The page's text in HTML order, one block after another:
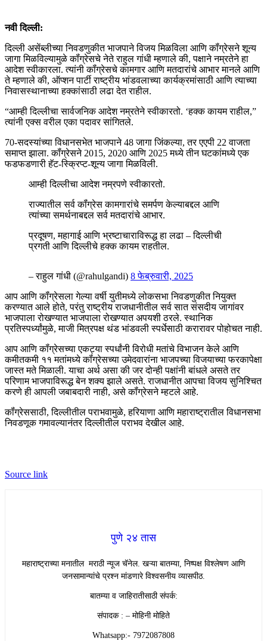
नवी दिल्ली:
दिल्ली असेंब्लीच्या निवडणुकीत भाजपाने विजय मिळविला आणि कॉंग्रेसने शून्य
जागा मिळविल्यामुळे कॉंग्रेसचे नेते राहुल गांधी म्हणाले की, पक्षाने नम्रतेने हा
आदेश स्वीकारला. त्यांनी कॉंग्रेसचे कामगार आणि मतदारांचे आभार मानले आणि
ते म्हणाले की, ऑप्शन पार्टी राष्ट्रीय भांडवलाच्या कार्यक्रमांसाठी आणि त्याच्या
निवासस्थानाच्या हक्कांसाठी लढा देत राहील.
“आम्ही दिल्लीचा सार्वजनिक आदेश नम्रतेने स्वीकारतो. ‘हक्क कायम राहील,”
त्यांनी एक्स वरील एका पदावर सांगितले.
70-सदस्यांच्या विधानसभेत भाजपाने 48 जागा जिंकल्या, तर एएपी 22 वाजता
समाप्त झाला. कॉंग्रेसने 2015, 2020 आणि 2025 मध्ये तीन घटकांमध्ये एक
फडफडणारी हॅट-स्क्रिप्ट-शून्य जागा मिळविली.
आम्ही दिल्लीचा आदेश नम्रपणे स्वीकारतो.
राज्यातील सर्व कॉंग्रेस कामगारांचे समर्पण केल्याबद्दल आणि
त्यांच्या समर्थनाबद्दल सर्व मतदारांचे आभार.
प्रदूषण, महागाई आणि भ्रष्टाचाराविरूद्ध हा लढा – दिल्लीची
प्रगती आणि दिल्लीचे हक्क कायम राहतील.
– राहुल गांधी (@rahulgandi) 8 फेब्रुवारी, 2025
आप आणि कॉंग्रेसला गेल्या वर्षी युतीमध्ये लोकसभा निवडणुकीत नियुक्त
करण्यात आले होते, परंतु राष्ट्रीय राजधानीतील सर्व सात संसदीय जागांवर
भाजपाला रोखण्यात भाजपाला रोखण्यात अपयशी ठरले. स्थानिक
प्रतिस्पर्ध्यांमुळे, माजी मित्रपक्ष थंड भांडवली स्पर्धेसाठी करारावर पोहोचत नाही.
आप आणि कॉंग्रेसच्या एकट्या स्पर्धांनी विरोधी मतांचे विभाजन केले आणि
कमीतकमी ११ मतांमध्ये कॉंग्रेसच्या उमेदवारांना भाजपच्या विजयाच्या फरकापेक्षा
जास्त मते मिळाली. याचा अर्थ असा की जर दोन्ही पक्षांनी बांधले असते तर
परिणाम भाजपाविरूद्ध बेन शक्य झाले असते. राजधानीत आपचा विजय सुनिश्चित
करणे ही आपली जबाबदारी नाही, असे कॉंग्रेसने म्हटले आहे.
कॉंग्रेससाठी, दिल्लीतील पराभवामुळे, हरियाणा आणि महाराष्ट्रातील विधानसभा
निवडणूक गमावल्यानंतर दिल्लीतील पराभव देखील आहे.
Source link
पुणे २४ तास
महाराष्ट्राच्या मनातील मराठी न्यूज चॅनेल. खऱ्या बातम्या, निष्पक्ष विश्लेषण आणि
जनसामान्यांचे प्रश्न मांडणारे विश्वसनीय व्यासपीठ.
बातम्या व जाहिरातीसाठी संपर्क:
संपादक : – मोहिनी मोहिते
Whatsapp:- 7972087808